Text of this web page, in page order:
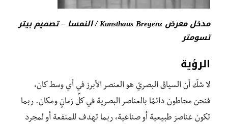
مدخل معرض Kunsthaus Bregenz / النمسا – تصميم بيتر
تسومتر
الرؤية
لا شكّ أن السياقَ البصريّ هو العنصر الأبرز في أي وسط كان،
فنحن محاطون دائمًا بالعناصر البصرية في كلِّ زمانٍ ومكان. ربما
تكون عناصرَ طبيعية أو صناعية، ربما تهدف للمنفعة أو لمجرد